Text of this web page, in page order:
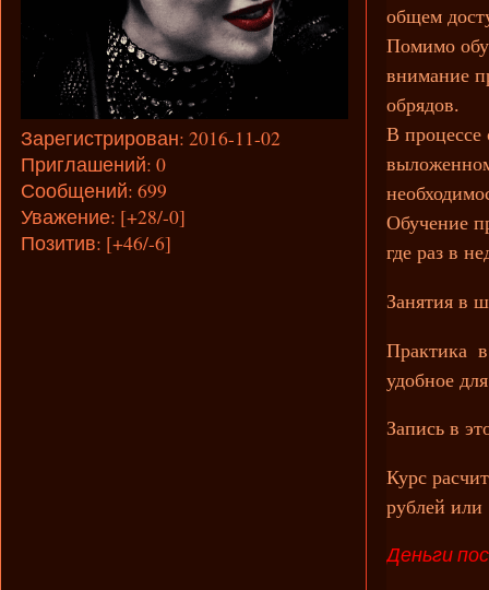
Зарегистрирован: 2016-11-02
Приглашений: 0
Сообщений: 699
Уважение: [+28/-0]
Позитив: [+46/-6]
общем
Помимо
внимание
обрядов.
В
Обучение
где раз в
Занятия в
Практика в
удобное
Запись в
Курс
рублей
Деньги